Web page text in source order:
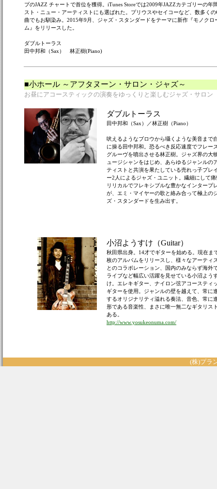
プのJAZZ チャートで首位を獲得。iTunes Storeでは2009年JAZZカテゴリーの年
スト・ニュー・アーティストにも選ばれた。プリウスやセイコーなど、数多くの
曲でもお馴染み。2015年9月、ジャズ・スタンダードをテーマに新作『モノクロ
ム』をリリースした。
ダブルトーラス
田中邦和（Sax） 林正樹(Piano)
■小ホール ～アフタヌーン・サロン・ジャズ～
お昼にアコースティックの演奏をゆっくりと楽しむジャズ・サロン
ダブルトーラス
田中邦和（Sax）／林正樹（Piano）
吠えるようなブロウから囁くような美音まで
に操る田中邦和。恐るべき反応速度でフレー
グルーヴを噴出させる林正樹。ジャズ界の大
ュージシャンをはじめ、あらゆるジャンルの
ティストと共演を果たしている売れっ子プレ
ー2人によるジャズ・ユニット。繊細にして痛
リリカルでフレキシブルな豊かなインタープ
が、エミ・マイヤーの歌と絡み合って極上の
ズ・スタンダードを生み出す。
小沼ようすけ（Guitar）
秋田県出身。14才でギターを始める。現在ま
枚のアルバムをリリースし、様々なアーティ
とのコラボレーション、国内のみならず海外
ライブなど幅広い活躍を見せている小沼よう
け。エレキギター、ナイロン弦アコースティ
ギターを使用。ジャンルの壁を越えて、常に
するオリジナリティ溢れる奏法、音色、常に
形である音楽性、まさに唯一無二なギタリス
ある。
http://www.yosukeonuma.com/
(株)プラ